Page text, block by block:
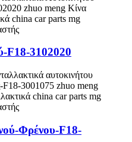
F18-3102020
Φρένου-F18-